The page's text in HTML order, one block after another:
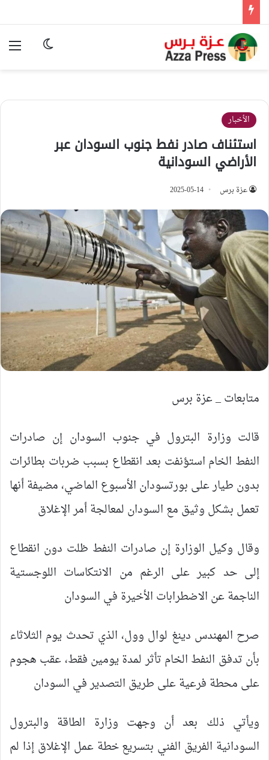
الوضع
الأخبار
استئناف صادر نفط جنوب السودان عبر
الأراضي السودانية
عزة برس 2025-05-14
متابعات _ عزة برس
قالت وزارة البترول في جنوب السودان إن صادرات
النفط الخام استؤنفت بعد انقطاع بسبب ضربات بطائرات
بدون طيار على بورتسودان الأسبوع الماضي، مضيفة أنها
تعمل بشكل وثيق مع السودان لمعالجة أمر الإغلاق
وقال وكيل الوزارة إن صادرات النفط ظلت دون انقطاع
إلى حد كبير على الرغم من الانتكاسات اللوجستية
الناجمة عن الاضطرابات الأخيرة في السودان
صرح المهندس دينغ لوال وول، الذي تحدث يوم الثلاثاء
بأن تدفق النفط الخام تأثر لمدة يومين فقط، عقب هجوم
على محطة فرعية على طريق التصدير في السودان
ويأتي ذلك بعد أن وجهت وزارة الطاقة والبترول
السودانية الفريق الفني بتسريع خطة عمل الإغلاق إذا لم